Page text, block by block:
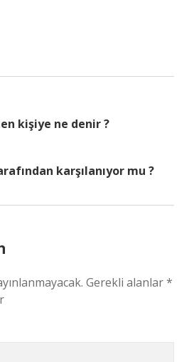
kişiye ne denir ?
karşılanıyor mu ?
Gerekli alanlar*